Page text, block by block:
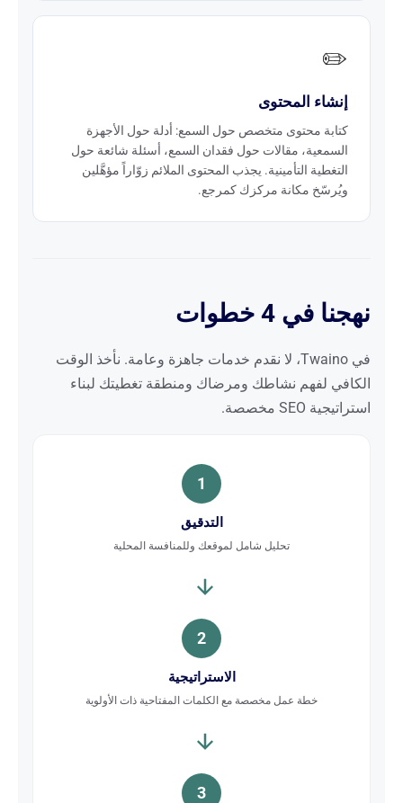
✏️
إنشاء المحتوى
كتابة محتوى متخصص حول السمع: أدلة حول الأجهزة
السمعية، مقالات حول فقدان السمع، أسئلة شائعة حول
التغطية التأمينية. يجذب المحتوى الملائم زوّاراً مؤهَّلين
ويُرسّخ مكانة مركزك كمرجع.
نهجنا في 4 خطوات
في Twaino، لا نقدم خدمات جاهزة وعامة. نأخذ الوقت
الكافي لفهم نشاطك ومرضاك ومنطقة تغطيتك لبناء
استراتيجية SEO مخصصة.
1
التدقيق
تحليل شامل لموقعك وللمنافسة المحلية
2
الاستراتيجية
خطة عمل مخصصة مع الكلمات المفتاحية ذات الأولوية
3